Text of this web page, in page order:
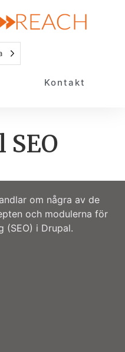
Kontakt
SEO
om några av de
och modulerna för
(SEO) i Drupal.